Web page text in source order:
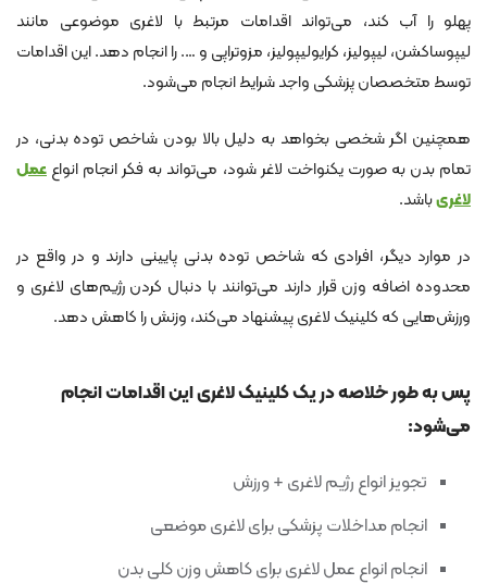
پهلو را آب کند، می‌تواند اقدامات مرتبط با لاغری موضوعی مانند
لیپوساکشن، لیپولیز، کرایولیپولیز، مزوتراپی و …. را انجام دهد. این اقدامات
توسط متخصصان پزشکی واجد شرایط انجام می‌شود.
همچنین اگر شخصی بخواهد به دلیل بالا بودن شاخص توده بدنی، در
تمام بدن به صورت یکنواخت لاغر شود، می‌تواند به فکر انجام انواع عمل
لاغریباشد.
در موارد دیگر، افرادی که شاخص توده بدنی پایینی دارند و در واقع در
محدوده اضافه وزن قرار دارند می‌توانند با دنبال کردن رژیم‌های لاغری و
ورزش‌هایی که کلینیک لاغری پیشنهاد می‌کند، وزنش را کاهش دهد.
پس به طور خلاصه در یک کلینیک لاغری این اقدامات انجام
می‌شود:
تجویز انواع رژیم لاغری + ورزش
انجام مداخلات پزشکی برای لاغری موضعی
انجام انواع عمل لاغری برای کاهش وزن کلی بدن